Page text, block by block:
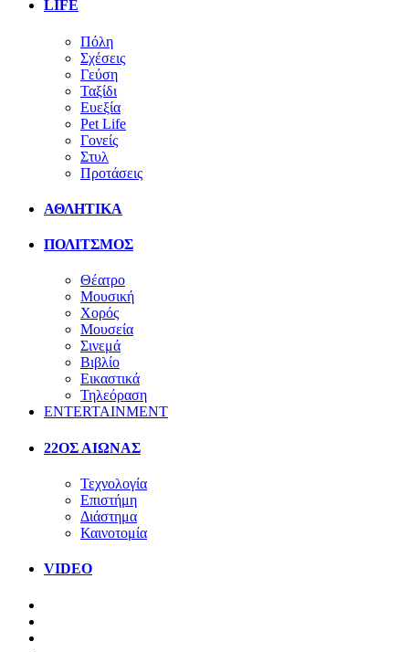
LIFE
Πόλη
Σχέσεις
Γεύση
Ταξίδι
Ευεξία
Pet Life
Γονείς
Στυλ
Προτάσεις
ΑΘΛΗΤΙΚΑ
ΠΟΛΙΤΣΜΟΣ
Θέατρο
Μουσική
Χορός
Μουσεία
Σινεμά
Βιβλίο
Εικαστικά
Τηλεόραση
ENTERTAINMENT
22ΟΣ ΑΙΩΝΑΣ
Τεχνολογία
Επιστήμη
Διάστημα
Καινοτομία
VIDEO